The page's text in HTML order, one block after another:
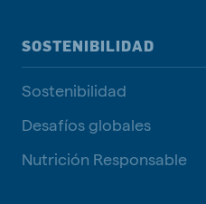
SOSTENIBILIDAD
Sostenibilidad
Desafíos globales
Nutrición Responsable